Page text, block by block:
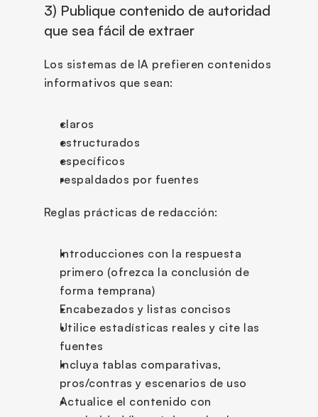
3) Publique contenido de autoridad
que sea fácil de extraer
Los sistemas de IA prefieren contenidos
informativos que sean:
claros
estructurados
específicos
respaldados por fuentes
Reglas prácticas de redacción:
Introducciones con la respuesta
primero (ofrezca la conclusión de
forma temprana)
Encabezados y listas concisos
Utilice estadísticas reales y cite las
fuentes
Incluya tablas comparativas,
pros/contras y escenarios de uso
Actualice el contenido con